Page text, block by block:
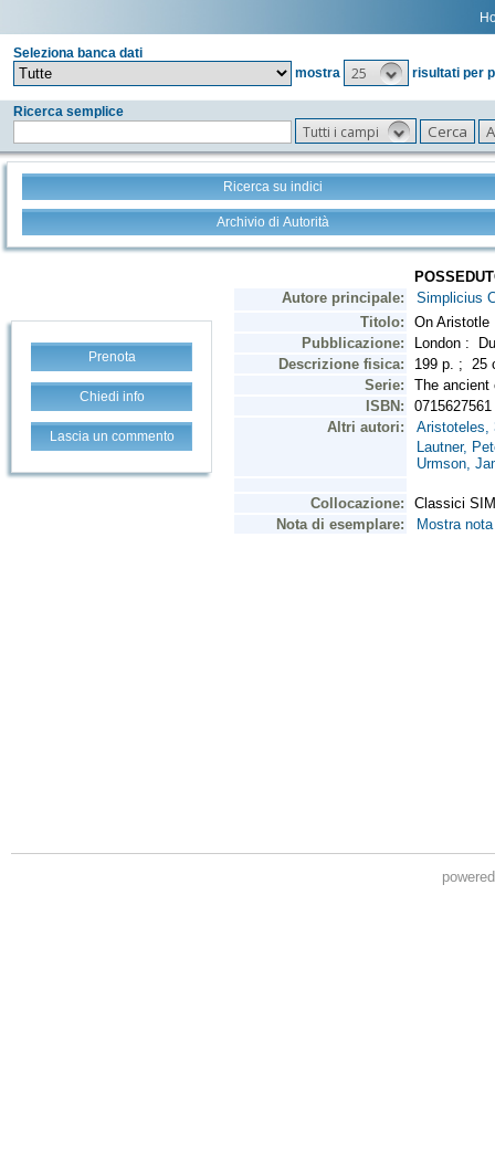
Seleziona banca dati
mostra
25 risultati per
Ricerca semplice
Tutti i campi
Ricerca su indici
Archivio di Autorità
Prenota
Chiedi info
Lascia un commento